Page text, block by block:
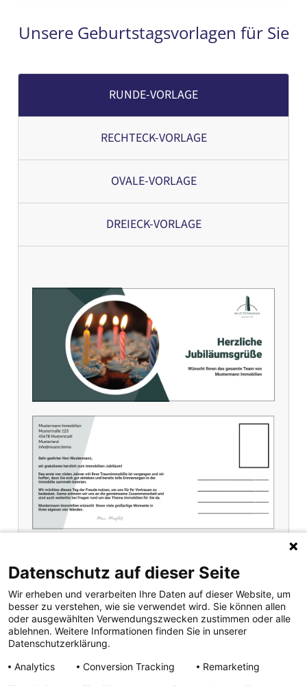
Unsere Geburtstagsvorlagen für Sie
RUNDE-VORLAGE
RECHTECK-VORLAGE
OVALE-VORLAGE
DREIECK-VORLAGE
Jetzt bestellen
Datenschutz auf dieser Seite
Wir erheben und verarbeiten Ihre Daten auf dieser Website, um
besser zu verstehen, wie sie verwendet wird. Sie können allen
oder ausgewählten Verwendungszwecken zustimmen oder alle
ablehnen. Weitere Informationen finden Sie in unserer
Datenschutzerklärung.
Analytics
Conversion Tracking
Remarketing